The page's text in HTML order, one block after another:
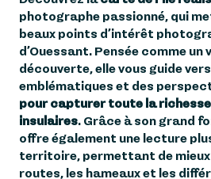
photographe passionné, qui
beaux points d’intérêt
d’Ouessant. Pensée comme
découverte, elle vous guide
emblématiques et des
pour capturer toute la
insulaires. Grâce à son grand
offre également une lecture
territoire, permettant de mieux
routes, les hameaux et les